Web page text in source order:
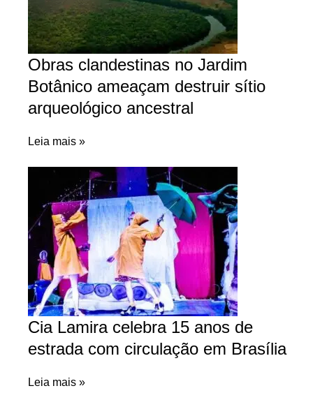
Obras clandestinas no Jardim
Botânico ameaçam destruir sítio
arqueológico ancestral
Leia mais »
Cia Lamira celebra 15 anos de
estrada com circulação em Brasília
Leia mais »